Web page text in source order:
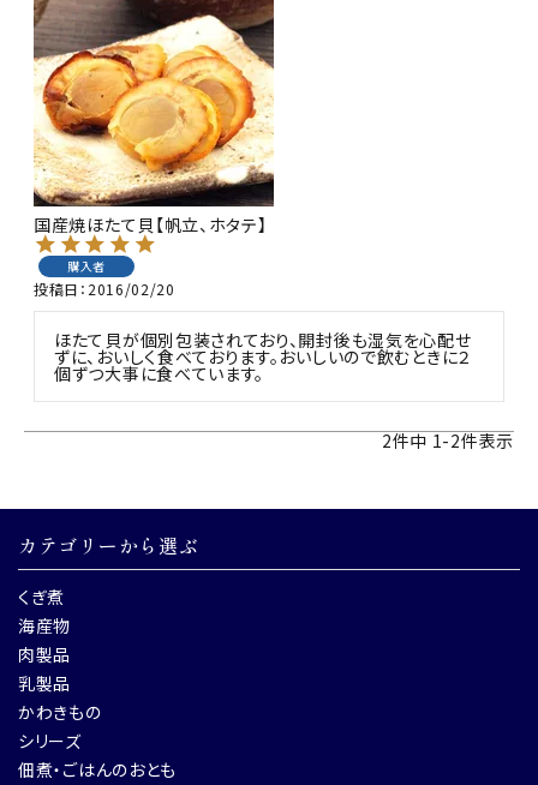
国産焼ほたて貝【帆立、ホタテ】
購入者
投稿日 2016/02/20
ほたて貝が個別包装されており、開封後も湿気を心配せ
ずに、おいしく食べております。おいしいので飲むときに２
個ずつ大事に食べています。
2件中 1-2件表示
カテゴリーから選ぶ
くぎ煮
海産物
肉製品
乳製品
かわきもの
シリーズ
佃煮・ごはんのおとも